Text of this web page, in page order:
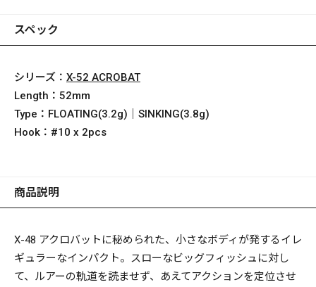
スペック
シリーズ： X-52 ACROBAT
Length： 52mm
Type： FLOATING(3.2g)｜SINKING(3.8g)
Hook： #10 x 2pcs
商品説明
X-48 アクロバットに秘められた、小さなボディが発するイレ
ギュラーなインパクト。スローなビッグフィッシュに対し
て、ルアーの軌道を読ませず、あえてアクションを定位させ